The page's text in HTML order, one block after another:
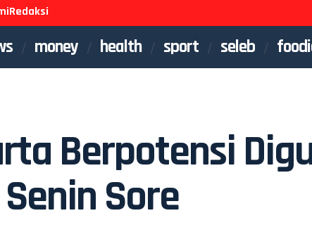
Redaksi
money health sport seleb
Berpotensi
Sore